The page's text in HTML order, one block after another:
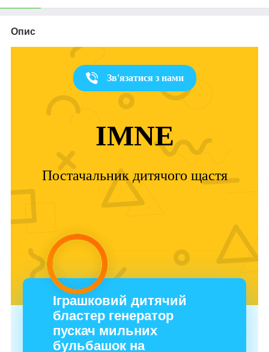
Опис
Зв'язатися з нами
IMNE
Постачальник дитячого щастя
Іграшковий дитячий
бластер генератор
пускач мильних
бульбашок на